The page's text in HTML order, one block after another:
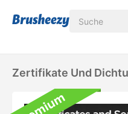
Zertifikate Und